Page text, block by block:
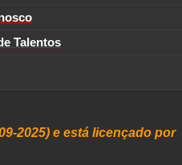
Talentos
2025) e está licençado por